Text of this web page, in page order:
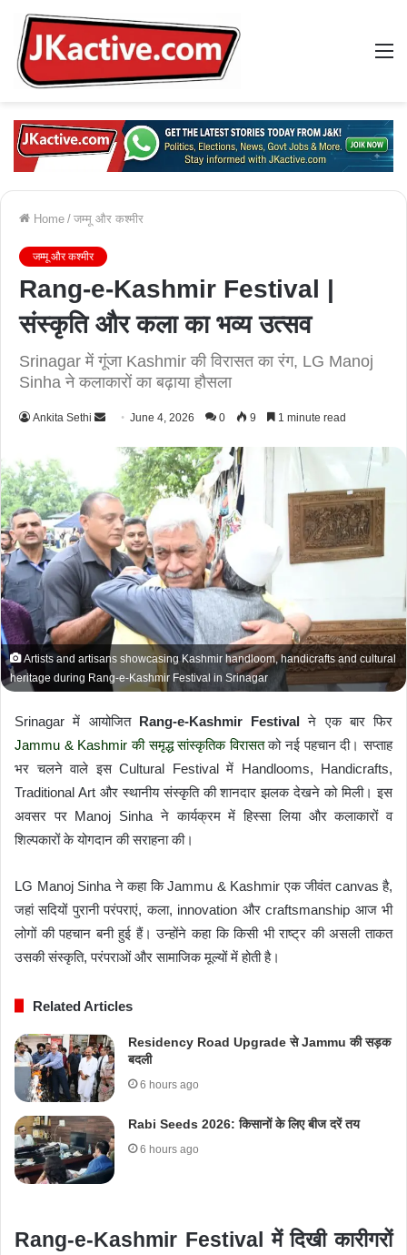
Home / जम्मू और कश्मीर
जम्मू और कश्मीर
Rang-e-Kashmir Festival |
संस्कृति और कला का भव्य उत्सव
Srinagar में गूंजा Kashmir की विरासत का रंग, LG Manoj
Sinha ने कलाकारों का बढ़ाया हौसला
Ankita Sethi
n
e
m
a
i
June 4, 2026 0 9 1 minute read
Artists and artisans showcasing Kashmir handloom, handicrafts and cultural
heritage during Rang-e-Kashmir Festival in Srinagar
Srinagar में आयोजित Rang-e-Kashmir Festival ने एक बार फिर
Jammu & Kashmir की समृद्ध सांस्कृतिक विरासत को नई पहचान दी। सप्ताह
भर चलने वाले इस Cultural Festival में Handlooms, Handicrafts,
Traditional Art और स्थानीय संस्कृति की शानदार झलक देखने को मिली। इस
अवसर पर Manoj Sinha ने कार्यक्रम में हिस्सा लिया और कलाकारों व
शिल्पकारों के योगदान की सराहना की।
LG Manoj Sinha ने कहा कि Jammu & Kashmir एक जीवंत canvas है,
जहां सदियों पुरानी परंपराएं, कला, innovation और craftsmanship आज भी
लोगों की पहचान बनी हुई हैं। उन्होंने कहा कि किसी भी राष्ट्र की असली ताकत
उसकी संस्कृति, परंपराओं और सामाजिक मूल्यों में होती है।
Related Articles
Residency Road Upgrade से Jammu की सड़क
बदली
6 hours ago
Rabi Seeds 2026: किसानों के लिए बीज दरें तय
6 hours ago
Rang-e-Kashmir Festival में दिखी कारीगरों